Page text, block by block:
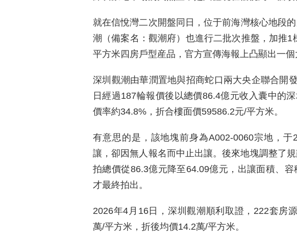
就在信悅灣二次開盤同日，位于前海灣核心地段
潮（備案名：觀潮府）也進行二批次推盤，加推1
平方米四房戶型産品，官方宣傳海報上凸顯出一個
深圳觀潮由華潤置地與招商蛇口兩大央企聯合開
日經過187輪報價後以總價86.4億元收入囊中的
價率約34.8%，折合樓面價59586.2元/平方米。
有意思的是，該地塊前身為A002-0060宗地，于
讓，卻因無人報名而中止出讓。後來地塊調整了
拍總價從86.3億元降至64.09億元，出讓面積、
才最終拍出。
2026年4月16日，深圳觀潮順利取證，222套房
萬/平方米，折後均價14.2萬/平方米。